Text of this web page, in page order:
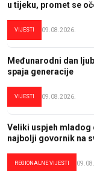
u tijeku, promet se
VIJESTI 09.08.2026.
Međunarodni dan
spaja generacije
VIJESTI 09.08.2026.
Veliki uspjeh mladog
najbolji govornik na
REGIONALNE VIJESTI